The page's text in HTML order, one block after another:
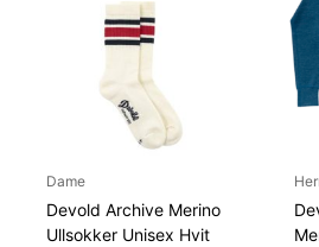
Dame
Devold Archive Merino
Ullsokker Unisex Hvit